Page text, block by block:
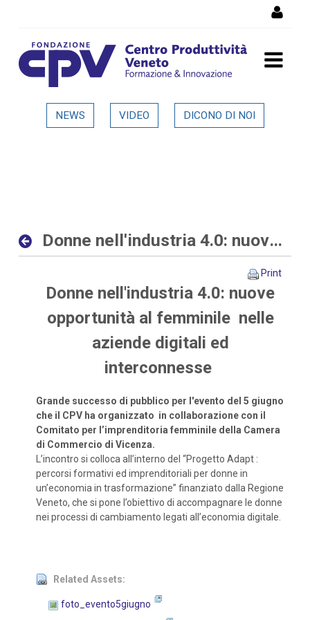
Donne nell'industria 4.0:
Dettaglio in evidenza
NEWS VIDEO DICONO DI NOI
Donne nell'industria 4.0: nuove opportunità al femminile nelle aziende digitali ed interconnesse
Print
Donne nell'industria 4.0: nuove
opportunità al femminile nelle
aziende digitali ed
interconnesse
Grande successo di pubblico per l'evento del 5 giugno
che il CPV ha organizzato in collaborazione con il
Comitato per l’imprenditoria femminile della Camera
di Commercio di Vicenza.
L’incontro si colloca all’interno del “Progetto Adapt :
percorsi formativi ed imprenditoriali per donne in
un’economia in trasformazione” finanziato dalla Regione
Veneto, che si pone l’obiettivo di accompagnare le donne
nei processi di cambiamento legati all’economia digitale.
Related Assets:
foto_evento5giugno